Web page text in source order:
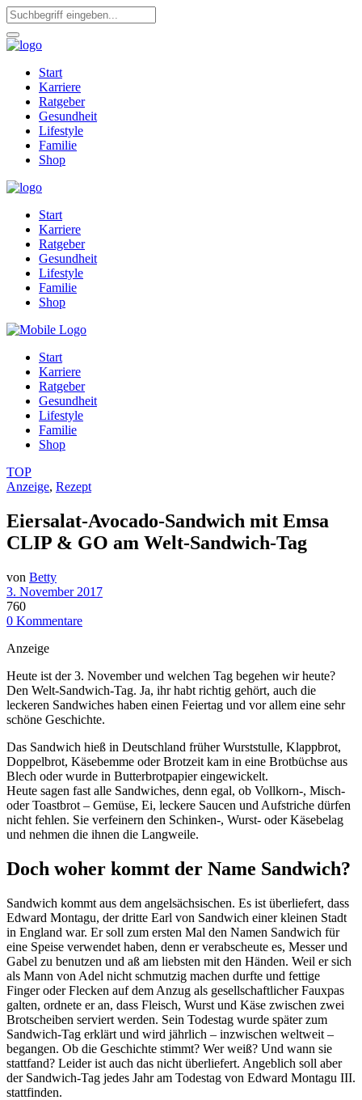
Start
Karriere
Ratgeber
Gesundheit
Lifestyle
Familie
Shop
Start
Karriere
Ratgeber
Gesundheit
Lifestyle
Familie
Shop
Start
Karriere
Ratgeber
Gesundheit
Lifestyle
Familie
Shop
TOP
Anzeige, Rezept
Eiersalat-Avocado-Sandwich mit Emsa
CLIP & GO am Welt-Sandwich-Tag
von Betty
3. November 2017
760
0 Kommentare
Anzeige
Heute ist der 3. November und welchen Tag begehen wir heute?
Den Welt-Sandwich-Tag. Ja, ihr habt richtig gehört, auch die
leckeren Sandwiches haben einen Feiertag und vor allem eine sehr
schöne Geschichte.
Das Sandwich hieß in Deutschland früher Wurststulle, Klappbrot,
Doppelbrot, Käsebemme oder Brotzeit kam in eine Brotbüchse aus
Blech oder wurde in Butterbrotpapier eingewickelt.
Heute sagen fast alle Sandwiches, denn egal, ob Vollkorn-, Misch-
oder Toastbrot – Gemüse, Ei, leckere Saucen und Aufstriche dürfen
nicht fehlen. Sie verfeinern den Schinken-, Wurst- oder Käsebelag
und nehmen die ihnen die Langweile.
Doch woher kommt der Name Sandwich?
Sandwich kommt aus dem angelsächsischen. Es ist überliefert, dass
Edward Montagu, der dritte Earl von Sandwich einer kleinen Stadt
in England war. Er soll zum ersten Mal den Namen Sandwich für
eine Speise verwendet haben, denn er verabscheute es, Messer und
Gabel zu benutzen und aß am liebsten mit den Händen. Weil er sich
als Mann von Adel nicht schmutzig machen durfte und fettige
Finger oder Flecken auf dem Anzug als gesellschaftlicher Fauxpas
galten, ordnete er an, dass Fleisch, Wurst und Käse zwischen zwei
Brotscheiben serviert werden. Sein Todestag wurde später zum
Sandwich-Tag erklärt und wird jährlich – inzwischen weltweit –
begangen. Ob die Geschichte stimmt? Wer weiß? Und wann sie
stattfand? Leider ist auch das nicht überliefert. Angeblich soll aber
der Sandwich-Tag jedes Jahr am Todestag von Edward Montagu III.
stattfinden.